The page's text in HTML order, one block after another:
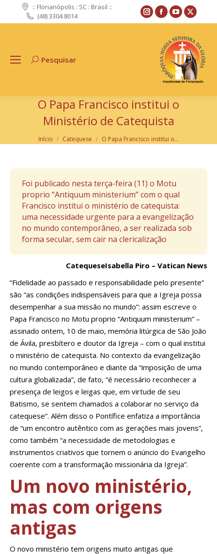
:: Florianópolis : SC : Brasil ::
(48) 3304.8014
Instagram
page
new
window
Facebook
page
opens
in
new
window
YouTube
page
opens
in
new
window
X
page
in
new
Search:Pesquisar
O Papa Francisco institui o
Ministério de Catequista
Você está aqui:
Início Catequese O Papa Francisco institui o…
Foi publicado nesta terça-feira (11) o Motu
proprio “Antiquum ministerium” com o qual
Francisco institui o ministério de catequista:
uma necessidade urgente para a evangelização
no mundo contemporâneo, a ser realizada sob
forma secular, sem cair na clericalização
CatequeseIsabella Piro – Vatican News
“Fidelidade ao passado e responsabilidade pelo presente”
são “as condições indispensáveis para que a Igreja possa
desempenhar a sua missão no mundo”: assim escreve o
Papa Francisco no Motu proprio “Antiquum ministerium” –
assinado ontem, 10 de maio, memória litúrgica de São João
de Ávila, presbítero e doutor da Igreja – com o qual institui
o ministério de catequista. No contexto da evangelização
no mundo contemporâneo e diante da “imposição de uma
cultura globalizada”, de fato, “é necessário reconhecer a
presença de leigos e leigas que, em virtude de seu
Batismo, se sentem chamados a colaborar no serviço da
catequese”. Além disso o Pontífice enfatiza a importância
de “um encontro autêntico com as gerações mais jovens”,
como também “a necessidade de metodologias e
instrumentos criativos que tornem o anúncio do Evangelho
coerente com a transformação missionária da Igreja”.
Um novo ministério,
mas com origens
antigas
O novo ministério tem origens muito antigas que